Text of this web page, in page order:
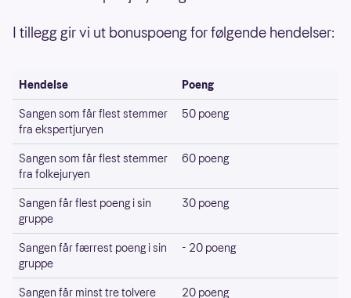
I tillegg gir vi ut bonuspoeng for følgende hendelser:
Hendelse
Poeng
Sangen som får flest stemmer
fra ekspertjuryen
50 poeng
Sangen som får flest stemmer
fra folkejuryen
60 poeng
Sangen får flest poeng i sin
gruppe
30 poeng
Sangen får færrest poeng i sin
gruppe
- 20 poeng
Sangen får minst tre tolvere
20 poeng